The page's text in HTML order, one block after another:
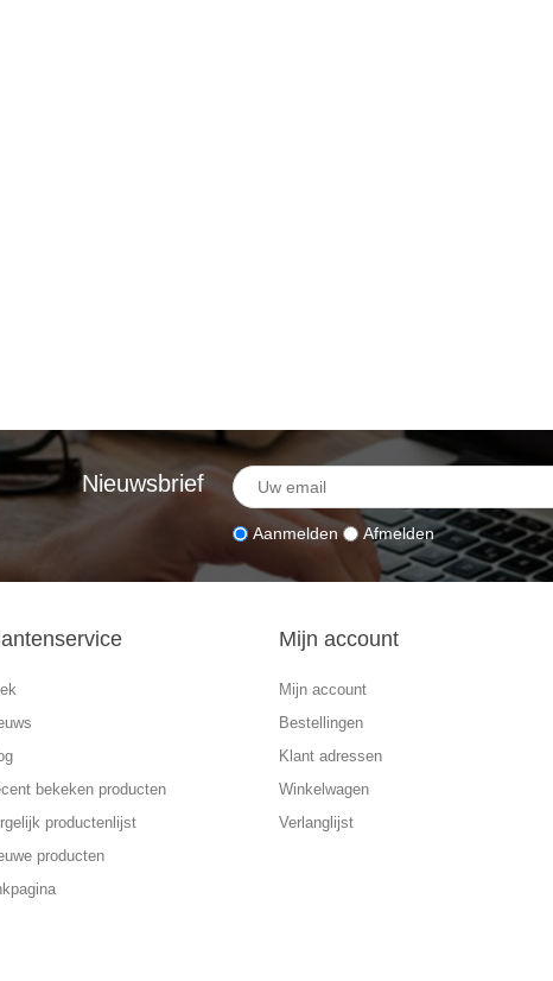
Nieuwsbrief
Aanmelden Afmelden
bekeken producten
productenlijst
producten
Mijn account
Mijn account
Bestellingen
Klant adressen
Winkelwagen
Verlanglijst